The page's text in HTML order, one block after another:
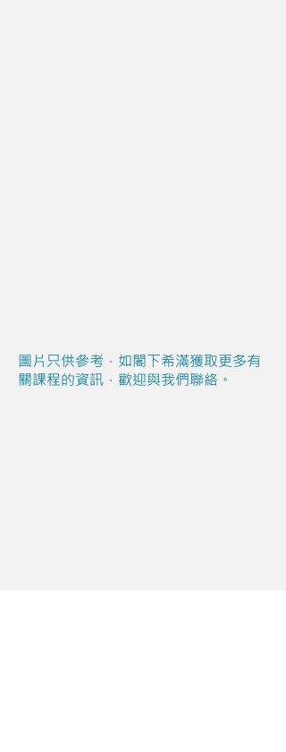
圖片只供參考，如閣下希滿獲取更多有
關課程的資訊，歡迎與我們聯絡。